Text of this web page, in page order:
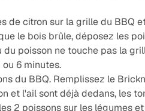
de citron sur la grille du BBQ
le bois brûle, déposez les
du poisson ne touche pas la
6 minutes.
du BBQ. Remplissez le
et l'ail sont déjà dedans, les
2 poissons sur les légumes